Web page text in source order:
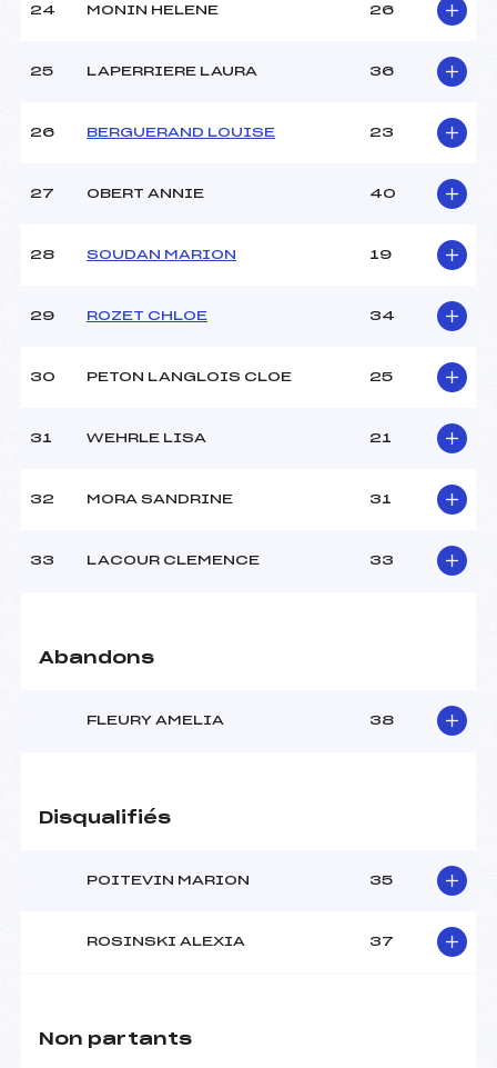
24 MONIN HELENE 26
25 LAPERRIERE LAURA 36
26 BERGUERAND LOUISE 23
27 OBERT ANNIE 40
28 SOUDAN MARION 19
29 ROZET CHLOE 34
30 PETON LANGLOIS CLOE 25
31 WEHRLE LISA 21
32 MORA SANDRINE 31
33 LACOUR CLEMENCE 33
Abandons
FLEURY AMELIA 38
Disqualifiés
POITEVIN MARION 35
ROSINSKI ALEXIA 37
Non partants